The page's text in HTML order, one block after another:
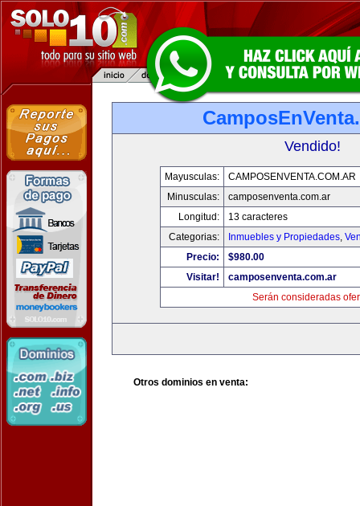
Vendido!
Mayusculas:
CAMPOSENVENTA.COM.AR
Minusculas:
camposenventa.com.ar
Longitud:
13 caracteres
Categorias:
Inmuebles y Propiedades,
Precio:
$980.00
Visitar!
camposenventa.com.ar
Serán consideradas
Otros dominios en venta: